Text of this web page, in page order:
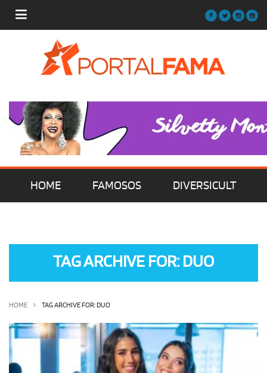
HOME FAMOSOS DIVERSICULT
OLHA ISSO! EU QUERO!
TAG ARCHIVE FOR: DUO
HOME TAG ARCHIVE FOR: DUO